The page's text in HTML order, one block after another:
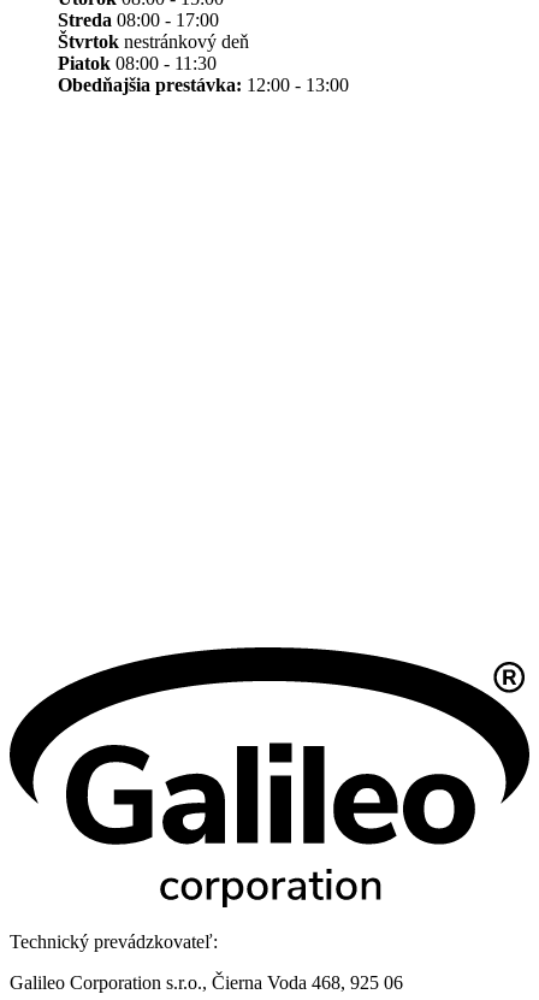
Streda 08:00 - 17:00
Štvrtok nestránkový deň
Piatok 08:00 - 11:30
Obedňajšia prestávka: 12:00 - 13:00
Technický prevádzkovateľ:
Galileo Corporation s.r.o., Čierna Voda 468, 925 06